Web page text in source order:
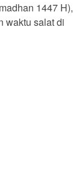
1447 H),
waktu salat di